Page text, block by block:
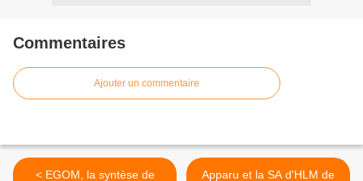
Commentaires
Ajouter un commentaire
< EGOM, la syntèse de
Apparu et la SA d'HLM de